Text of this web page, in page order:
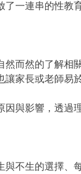
一連串的性
而然的了解
家長或老師易
與影響，透
不生的選擇